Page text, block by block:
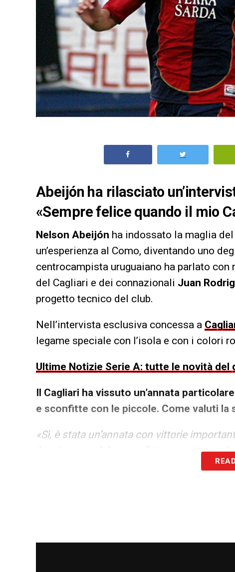
Abeijón ha rilasciato
«Sempre felice quando il mio
Nelson Abeijón ha indossato la maglia
un’esperienza al Como, diventando uno
centrocampista uruguaiano ha parlato con
del Cagliari e dei connazionali Juan
progetto tecnico del club.
Nell’intervista esclusiva concessa a
legame speciale con l’isola e con i colori
Ultime Notizie Serie A: tutte le novità
Il Cagliari ha vissuto un’annata
e sconfitte con le piccole. Come valuti la
«Sì, è stata un’annata con vittorie
è arrivata qualche sconfitta, ma ottenere
Per il momento si sono viste delle belle
esperienze tra Oriental, Deportivo